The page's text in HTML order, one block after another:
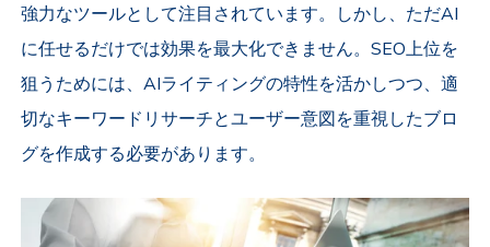
強力なツールとして注目されています。しかし、ただAI
に任せるだけでは効果を最大化できません。SEO上位を
狙うためには、AIライティングの特性を活かしつつ、適
切なキーワードリサーチとユーザー意図を重視したブロ
グを作成する必要があります。